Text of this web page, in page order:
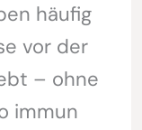
häufig
vor der
– ohne
immun